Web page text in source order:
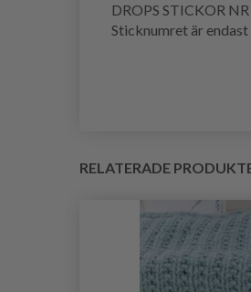
DROPS STICKOR NR
Sticknumret är
RELATERADE